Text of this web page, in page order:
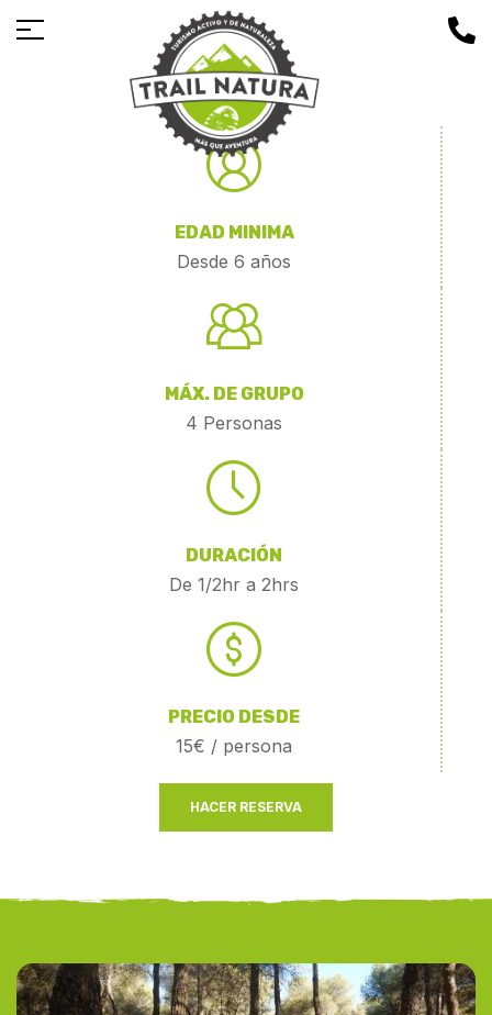
EDAD MINIMA
Desde 6 años
MÁX. DE GRUPO
4 Personas
DURACIÓN
De 1/2hr a 2hrs
PRECIO DESDE
15€ / persona
HACER RESERVA